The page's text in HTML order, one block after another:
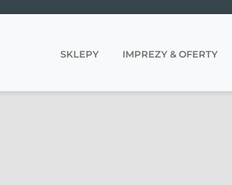
SKLEPY IMPREZY & OFERTY